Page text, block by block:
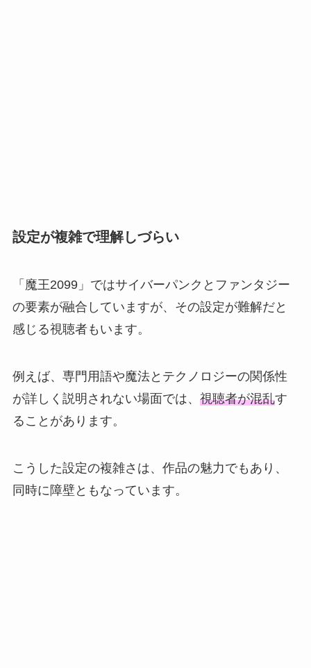
設定が複雑で理解しづらい
「魔王2099」ではサイバーパンクとファンタジー
の要素が融合していますが、その設定が難解だと
感じる視聴者もいます。
例えば、専門用語や魔法とテクノロジーの関係性
が詳しく説明されない場面では、 視聴者が混乱す
ることがあります。
こうした設定の複雑さは、作品の魅力でもあり、
同時に障壁ともなっています。